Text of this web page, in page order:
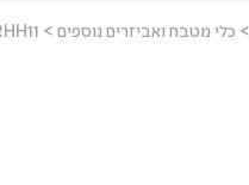
> כלי מטבח ואביזרים נוספים >